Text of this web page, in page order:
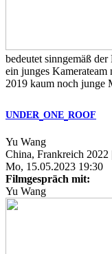
bedeutet sinngemäß
ein junges
2019 kaum noch junge
UNDER ONE ROOF
Yu Wang
China, Frankreich
Mo, 15.05.2023 19:30
Filmgespräch mit:
Yu Wang